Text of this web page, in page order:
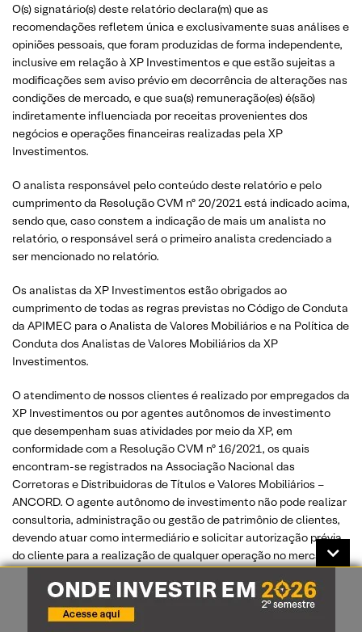
O(s) signatário(s) deste relatório declara(m) que as
recomendações refletem única e exclusivamente suas análises e
opiniões pessoais, que foram produzidas de forma independente,
inclusive em relação à XP Investimentos e que estão sujeitas a
modificações sem aviso prévio em decorrência de alterações nas
condições de mercado, e que sua(s) remuneração(es) é(são)
indiretamente influenciada por receitas provenientes dos
negócios e operações financeiras realizadas pela XP
Investimentos.
O analista responsável pelo conteúdo deste relatório e pelo
cumprimento da Resolução CVM nº 20/2021 está indicado acima,
sendo que, caso constem a indicação de mais um analista no
relatório, o responsável será o primeiro analista credenciado a
ser mencionado no relatório.
Os analistas da XP Investimentos estão obrigados ao
cumprimento de todas as regras previstas no Código de Conduta
da APIMEC para o Analista de Valores Mobiliários e na Política de
Conduta dos Analistas de Valores Mobiliários da XP
Investimentos.
O atendimento de nossos clientes é realizado por empregados da
XP Investimentos ou por agentes autônomos de investimento
que desempenham suas atividades por meio da XP, em
conformidade com a Resolução CVM nº 16/2021, os quais
encontram-se registrados na Associação Nacional das
Corretoras e Distribuidoras de Títulos e Valores Mobiliários –
ANCORD. O agente autônomo de investimento não pode realizar
consultoria, administração ou gestão de patrimônio de clientes,
devendo atuar como intermediário e solicitar autorização prévia
do cliente para a realização de qualquer operação no mercado de
Os produtos apresentados neste relatório podem não ser
adequados para todos os tipos de cliente. Antes de qualquer